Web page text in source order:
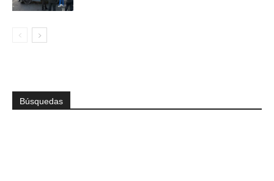
Búsquedas